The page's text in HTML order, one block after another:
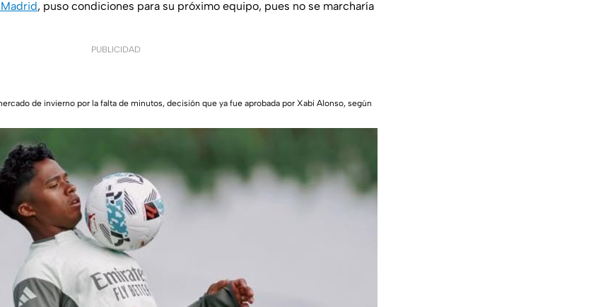
, puso condiciones para su próximo equipo, pues no se marcharía
PUBLICIDAD
de invierno por la falta de minutos, decisión que ya fue aprobada por Xabi Alonso, según